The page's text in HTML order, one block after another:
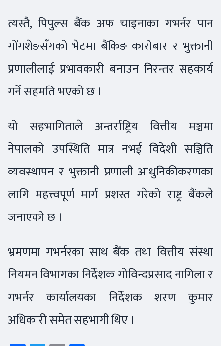
त्यस्तै, पिपुल्स बैंक अफ चाइनाका गभर्नर पान
गोंगशेङसँगको भेटमा बैंकिङ कारोबार र भुक्तानी
प्रणालीलाई प्रभावकारी बनाउन निरन्तर सहकार्य
गर्ने सहमति भएको छ ।
यो सहभागिताले अन्तर्राष्ट्रिय वित्तीय मञ्चमा
नेपालको उपस्थिति मात्र नभई विदेशी सञ्चिति
व्यवस्थापन र भुक्तानी प्रणाली आधुनिकीकरणका
लागि महत्त्वपूर्ण मार्ग प्रशस्त गरेको राष्ट्र बैंकले
जनाएको छ ।
भ्रमणमा गभर्नरका साथ बैंक तथा वित्तीय संस्था
नियमन विभागका निर्देशक गोविन्दप्रसाद नागिला र
गभर्नर कार्यालयका निर्देशक शरण कुमार
अधिकारी समेत सहभागी थिए ।